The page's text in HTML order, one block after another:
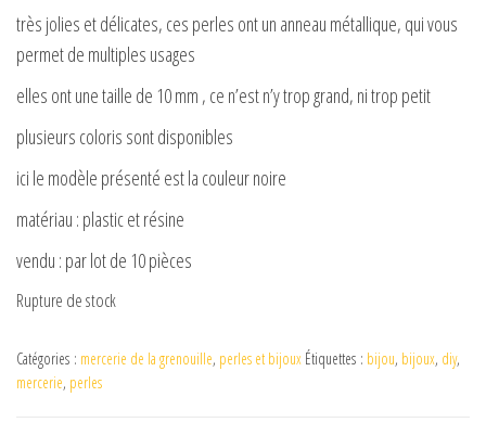
très jolies et délicates, ces perles ont un anneau métallique, qui vous
permet de multiples usages
elles ont une taille de 10 mm , ce n’est n’y trop grand, ni trop petit
plusieurs coloris sont disponibles
ici le modèle présenté est la couleur noire
matériau : plastic et résine
vendu : par lot de 10 pièces
Rupture de stock
Catégories : mercerie de la grenouille, perles et bijoux Étiquettes : bijou, bijoux, diy,
mercerie, perles